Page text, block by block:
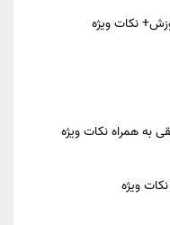
ویژه
نکات ویژه